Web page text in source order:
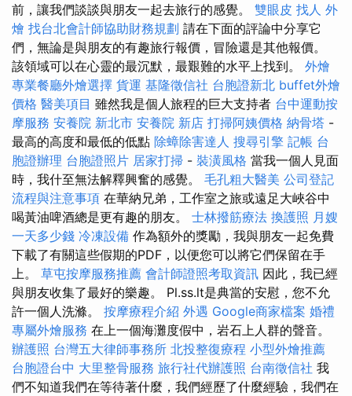
前，讓我們談談與朋友一起去旅行的感覺。 雙眼皮 找人 外
燴 找台北會計師協助財務規劃 請在下面的評論中分享它
們，無論是與朋友的有趣旅行報價，冒險還是其他報價。
該領域可以在心靈的最沉默，最艱難的水平上找到。 外燴
專業餐廳外燴選擇 貨運 基隆徵信社 台胞證新北 buffet外燴
價格 醫美項目 雖然我是個人旅程的巨大支持者 台中運動按
摩服務 安養院 新北市 安養院 新店 打掃阿姨價格 納骨塔 -
最高的高度和最低的低點 除蟑除害達人 搜尋引擎 記帳 台
胞證辦理 台胞證照片 居家打掃 - 裝潢風格 當我一個人見面
時，我什至無法解釋興奮的感覺。 毛孔粗大醫美 公司登記
流程與注意事項 在華納兄弟，工作室之旅或遠足大峽谷中
喝黃油啤酒總是更有趣的朋友。 士林撥筋療法 換護照 月嫂
一天多少錢 冷凍設備 作為額外的獎勵，我與朋友一起免費
下載了有關這些假期的PDF，以便您可以將它們保留在手
上。 草屯按摩服務推薦 會計師證照考取資訊 因此，我已經
與朋友收集了最好的樂趣。 Pl.ss.lt是典當的安慰，您不允
許一個人洗滌。 按摩療程介紹 外遇 Google商家檔案 婚禮
專屬外燴服務 在上一個海灘度假中，岩石上人群的聲音。
辦護照 台灣五大律師事務所 北投整復療程 小型外燴推薦
台胞證台中 大里整骨服務 旅行社代辦護照 台南徵信社 我
們不知道我們在等待著什麼，我們經歷了什麼經驗，我們在